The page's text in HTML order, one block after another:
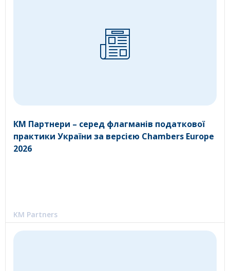
КМ Партнери – серед флагманів податкової
практики України за версією Chambers Europe
2026
KM Partners